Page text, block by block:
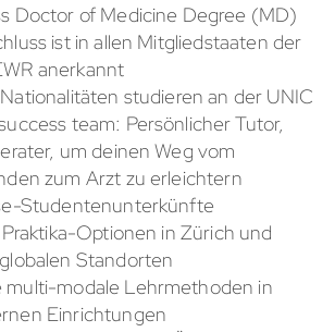
Doctor of Medicine Degree (MD)
ist in allen Mitgliedstaaten der
anerkannt
studieren an der UNIC
team: Persönlicher Tutor,
um deinen Weg vom
zum Arzt zu erleichtern
Studentenunterkünfte
Optionen in Zürich und
Standorten
multi-modale Lehrmethoden in
Einrichtungen